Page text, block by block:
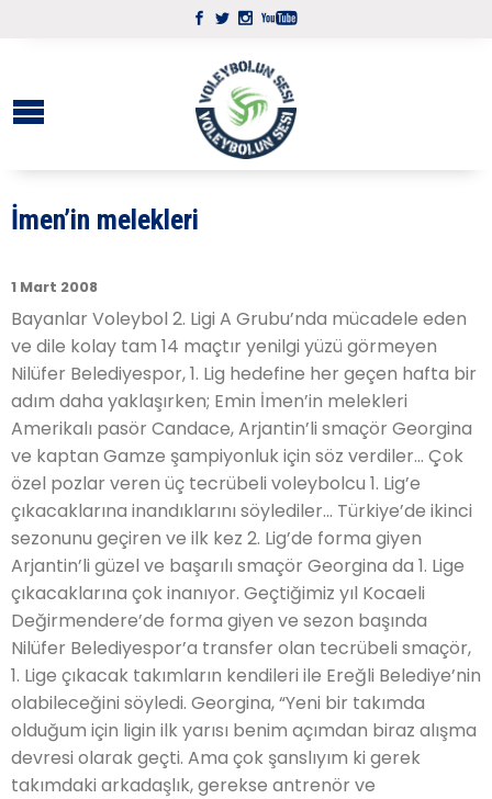
İmen’in melekleri
1 Mart 2008
Bayanlar Voleybol 2. Ligi A Grubu’nda mücadele eden
ve dile kolay tam 14 maçtır yenilgi yüzü görmeyen
Nilüfer Belediyespor, 1. Lig hedefine her geçen hafta bir
adım daha yaklaşırken; Emin İmen’in melekleri
Amerikalı pasör Candace, Arjantin’li smaçör Georgina
ve kaptan Gamze şampiyonluk için söz verdiler… Çok
özel pozlar veren üç tecrübeli voleybolcu 1. Lig’e
çıkacaklarına inandıklarını söylediler… Türkiye’de ikinci
sezonunu geçiren ve ilk kez 2. Lig’de forma giyen
Arjantin’li güzel ve başarılı smaçör Georgina da 1. Lige
çıkacaklarına çok inanıyor. Geçtiğimiz yıl Kocaeli
Değirmendere’de forma giyen ve sezon başında
Nilüfer Belediyespor’a transfer olan tecrübeli smaçör,
1. Lige çıkacak takımların kendileri ile Ereğli Belediye’nin
olabileceğini söyledi. Georgina, “Yeni bir takımda
olduğum için ligin ilk yarısı benim açımdan biraz alışma
devresi olarak geçti. Ama çok şanslıyım ki gerek
takımdaki arkadaşlık, gerekse antrenör ve